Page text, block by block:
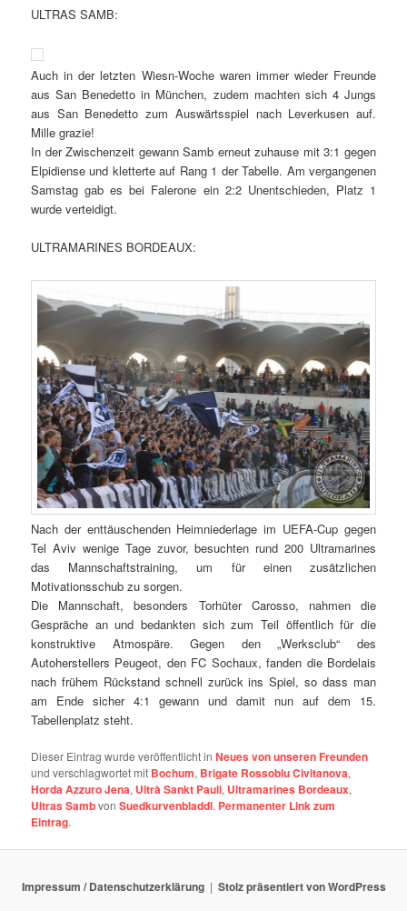
ULTRAS SAMB:
Auch in der letzten Wiesn-Woche waren immer wieder Freunde
aus San Benedetto in München, zudem machten sich 4 Jungs
aus San Benedetto zum Auswärtsspiel nach Leverkusen auf.
Mille grazie!
In der Zwischenzeit gewann Samb erneut zuhause mit 3:1 gegen
Elpidiense und kletterte auf Rang 1 der Tabelle. Am vergangenen
Samstag gab es bei Falerone ein 2:2 Unentschieden, Platz 1
wurde verteidigt.
ULTRAMARINES BORDEAUX:
Nach der enttäuschenden Heimniederlage im UEFA-Cup gegen
Tel Aviv wenige Tage zuvor, besuchten rund 200 Ultramarines
das Mannschaftstraining, um für einen zusätzlichen
Motivationsschub zu sorgen.
Die Mannschaft, besonders Torhüter Carosso, nahmen die
Gespräche an und bedankten sich zum Teil öffentlich für die
konstruktive Atmospäre. Gegen den „Werksclub“ des
Autoherstellers Peugeot, den FC Sochaux, fanden die Bordelais
nach frühem Rückstand schnell zurück ins Spiel, so dass man
am Ende sicher 4:1 gewann und damit nun auf dem 15.
Tabellenplatz steht.
Dieser Eintrag wurde veröffentlicht inNeues von unseren Freunden
und verschlagwortet mit Bochum, Brigate Rossoblu Civitanova,
Horda Azzuro Jena, Ultrà Sankt Pauli, Ultramarines Bordeaux,
Ultras SambvonSuedkurvenbladdl. Permanenter Link zum
Eintrag.
Impressum / Datenschutzerklärung Stolz präsentiert von WordPress